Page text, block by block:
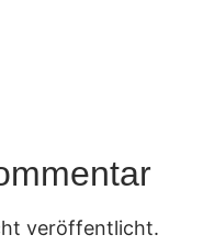
veröffentlicht.